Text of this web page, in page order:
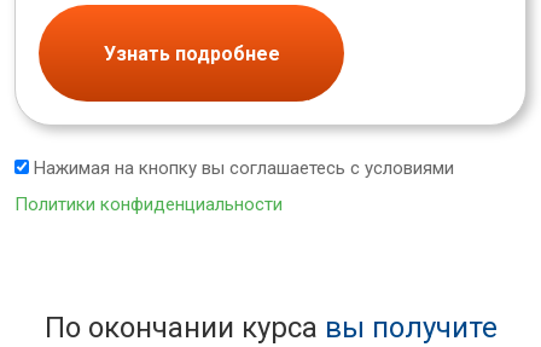
Узнать подробнее
Нажимая на кнопку вы соглашаетесь с условиями
Политики конфиденциальности
По окончании курса вы получите